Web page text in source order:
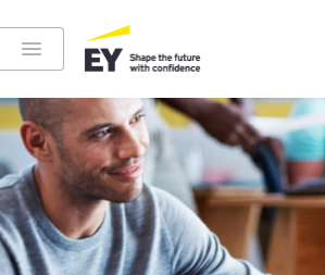
Instagram
LinkedIn